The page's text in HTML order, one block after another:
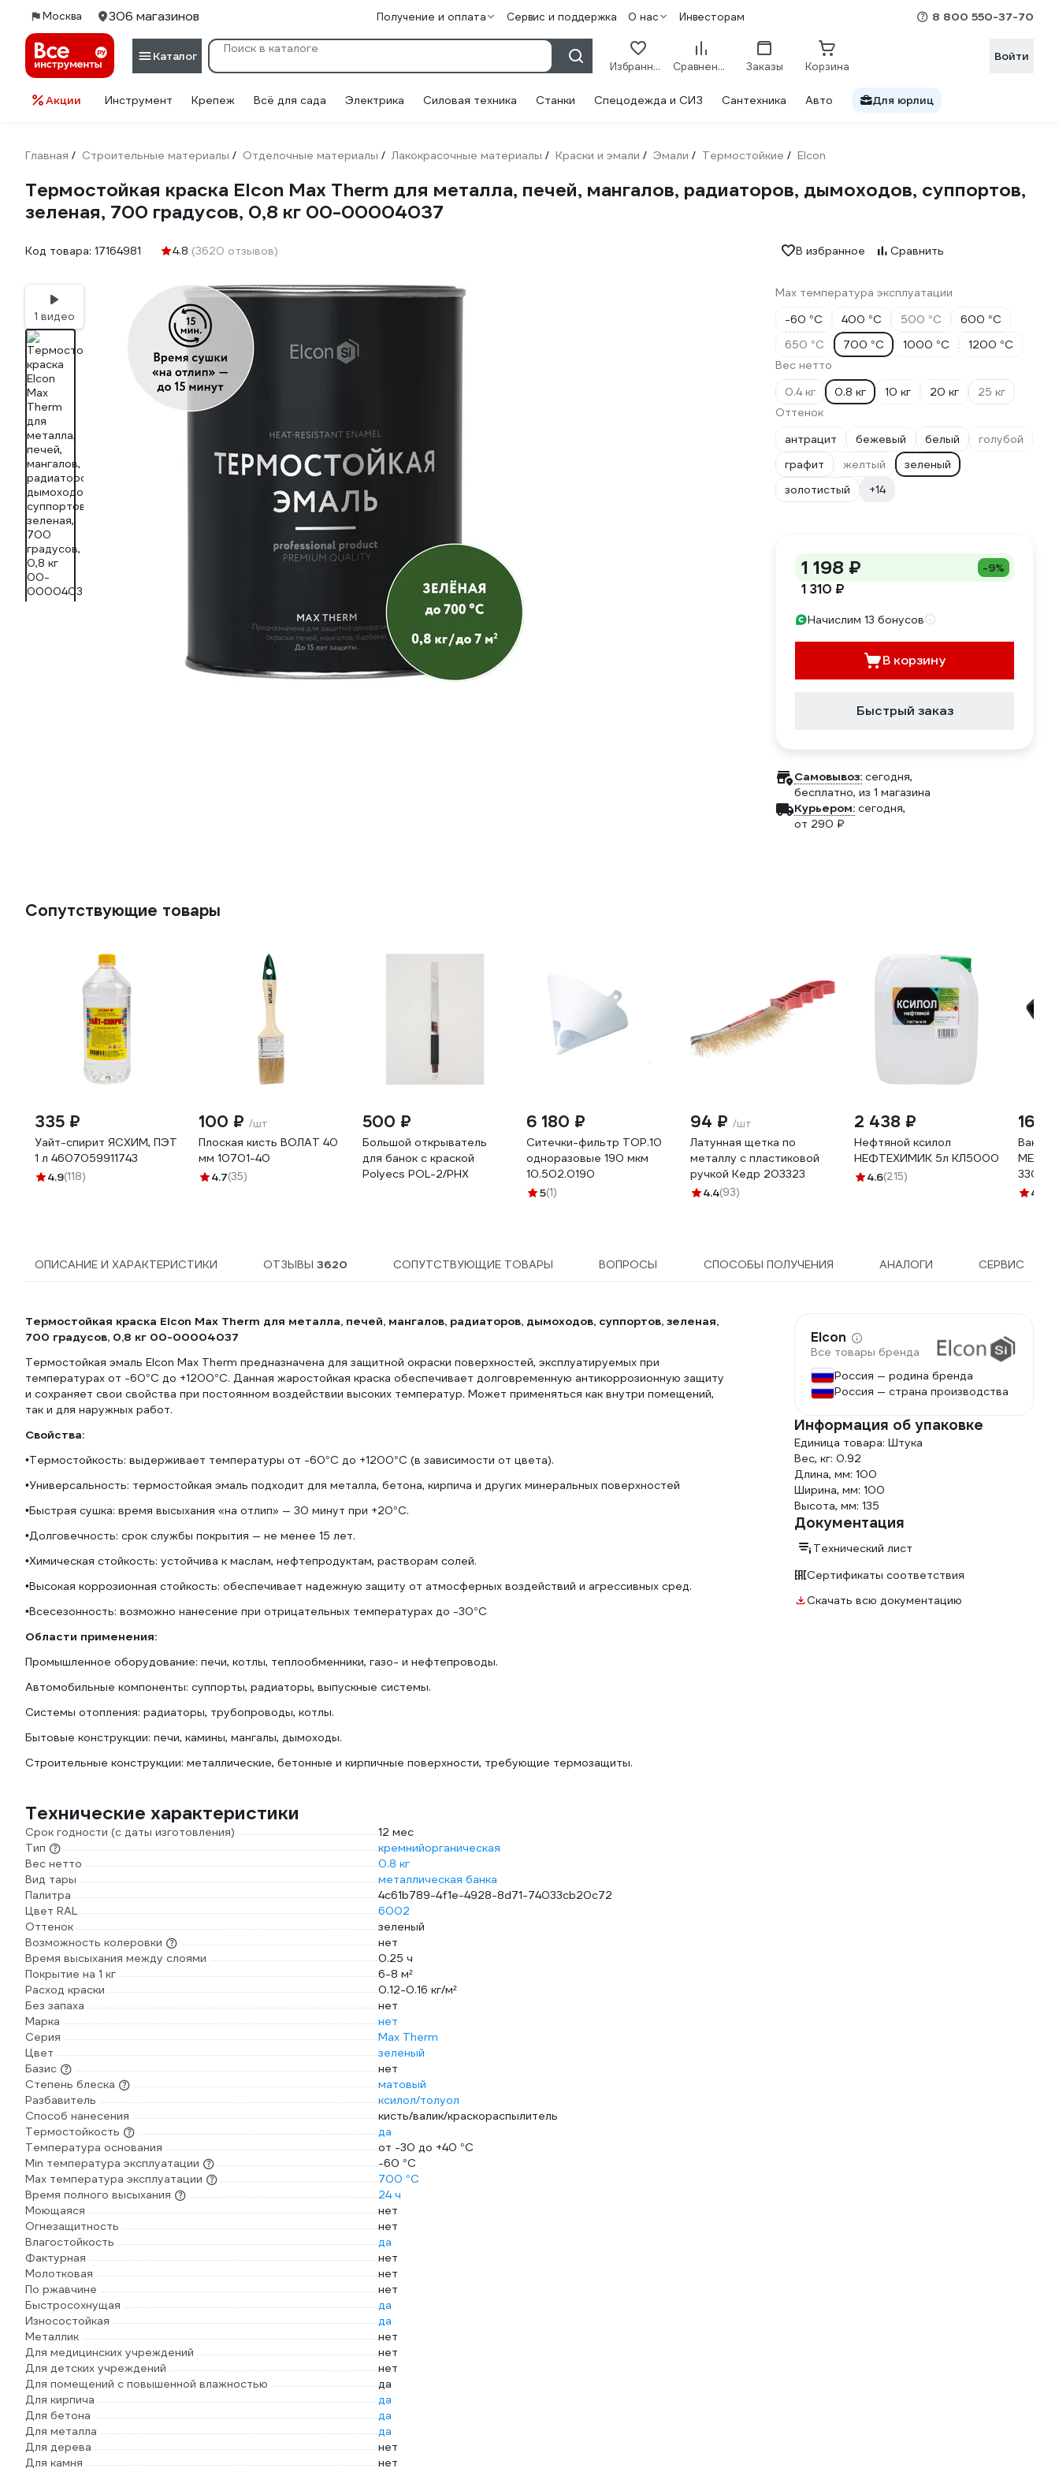
Москва 306 магазинов Получение и оплата Сервис и поддержка О нас Инвесторам 8 800 550-37-70
Каталог
Избранное Сравнение Заказы Корзина
Войти
Акции Инструмент Крепеж Всё для сада Электрика Силовая техника Станки Спецодежда и СИЗ Сантехника Авто Для юрлиц
Главная / Строительные материалы / Отделочные материалы / Лакокрасочные материалы / Краски и эмали / Эмали / Термостойкие / Elcon
Термостойкая краска Elcon Max Therm для металла, печей, мангалов, радиаторов, дымоходов, суппортов,
зеленая, 700 градусов, 0,8 кг 00-00004037
Код товара: 17164981 4.8 (3620 отзывов) В избранное Сравнить
1 видео
Max температура эксплуатации
-60 °С
400 °С 500 °С
600 °С
650 °С
700 °С 1000 °С
1200 °С
Вес нетто
0.4 кг
0.8 кг 10 кг 20 кг
25 кг
Оттенок
антрацит
бежевый белый
голубой
графит
желтый
зеленый
золотистый
+14
1 198 ₽ -9%
1 310 ₽
Начислим 13 бонусов
В корзину
Быстрый заказ
Самовывоз: сегодня,
бесплатно, из 1 магазина
Курьером: сегодня,
от 290 ₽
Сопутствующие товары
335 ₽
Уайт-спирит ЯСХИМ, ПЭТ
1 л 4607059911743
4.9(118)
100 ₽ /шт
Плоская кисть ВОЛАТ 40
мм 10701-40
4.7(35)
500 ₽
Большой открыватель
для банок с краской
Polyecs POL-2/PHX
6 180 ₽
Ситечки-фильтр TOP.10
одноразовые 190 мкм
10.502.0190
5(1)
94 ₽ /шт
Латунная щетка по
металлу с пластиковой
ручкой Кедр 203323
4.4(93)
2 438 ₽
Нефтяной ксилол
НЕФТЕХИМИК 5л КЛ5000
4.6(215)
164
4.8
ОПИСАНИЕ И ХАРАКТЕРИСТИКИ ОТЗЫВЫ3620 СОПУТСТВУЮЩИЕ ТОВАРЫ ВОПРОСЫ СПОСОБЫ ПОЛУЧЕНИЯ АНАЛОГИ СЕРВИС
Термостойкая краска Elcon Max Therm для металла, печей, мангалов, радиаторов, дымоходов, суппортов, зеленая,
700 градусов, 0,8 кг 00-00004037
Термостойкая эмаль Elcon Max Therm предназначена для защитной окраски поверхностей, эксплуатируемых при
температурах от -60°C до +1200°C. Данная жаростойкая краска обеспечивает долговременную антикоррозионную защиту
и сохраняет свои свойства при постоянном воздействии высоких температур. Может применяться как внутри помещений,
так и для наружных работ.
Свойства:
•Термостойкость: выдерживает температуры от -60°C до +1200°C (в зависимости от цвета).
•Универсальность: термостойкая эмаль подходит для металла, бетона, кирпича и других минеральных поверхностей
•Быстрая сушка: время высыхания «на отлип» — 30 минут при +20°C.
•Долговечность: срок службы покрытия — не менее 15 лет.
•Химическая стойкость: устойчива к маслам, нефтепродуктам, растворам солей.
•Высокая коррозионная стойкость: обеспечивает надежную защиту от атмосферных воздействий и агрессивных сред.
•Всесезонность: возможно нанесение при отрицательных температурах до -30°C
Области применения:
Промышленное оборудование: печи, котлы, теплообменники, газо- и нефтепроводы.
Автомобильные компоненты: суппорты, радиаторы, выпускные системы.
Системы отопления: радиаторы, трубопроводы, котлы.
Бытовые конструкции: печи, камины, мангалы, дымоходы.
Строительные конструкции: металлические, бетонные и кирпичные поверхности, требующие термозащиты.
Технические характеристики
Срок годности (с даты изготовления)
12 мес
Тип
кремнийорганическая
Вес нетто
0.8 кг
Вид тары
металлическая банка
Палитра
4c61b789-4f1e-4928-8d71-74033cb20c72
Цвет RAL
6002
Оттенок
зеленый
Возможность колеровки
нет
Время высыхания между слоями
0.25 ч
Покрытие на 1 кг
6-8 м²
Расход краски
0.12-0.16 кг/м²
Без запаха
нет
Марка
нет
Серия
Max Therm
Цвет
зеленый
Базис
нет
Степень блеска
матовый
Разбавитель
ксилол/толуол
Способ нанесения
кисть/валик/краскораспылитель
Термостойкость
да
Температура основания
от -30 до +40 °С
Min температура эксплуатации
-60 °С
Max температура эксплуатации
700 °С
Время полного высыхания
24 ч
Моющаяся
нет
Огнезащитность
нет
Влагостойкость
да
Фактурная
нет
Молотковая
нет
По ржавчине
нет
Быстросохнущая
да
Износостойкая
да
Металлик
нет
Для медицинских учреждений
нет
Для детских учреждений
нет
Для помещений с повышенной влажностью
да
Для кирпича
да
Для бетона
да
Для металла
да
Для дерева
нет
Для камня
нет
Elcon
Все товары бренда
Россия — родина бренда
Россия — страна производства
Информация об упаковке
Единица товара: Штука
Вес, кг: 0.92
Длина, мм: 100
Ширина, мм: 100
Высота, мм: 135
Документация
Технический лист
Сертификаты соответствия
Скачать всю документацию